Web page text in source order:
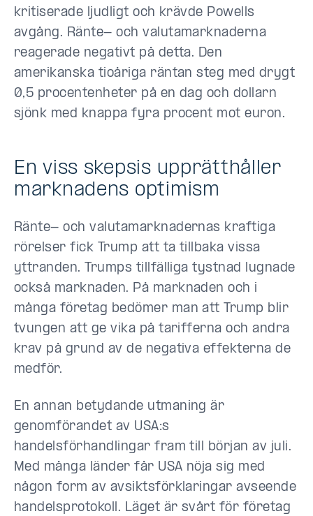
kritiserade ljudligt och krävde Powells
avgång. Ränte- och valutamarknaderna
reagerade negativt på detta. Den
amerikanska tioåriga räntan steg med drygt
0,5 procentenheter på en dag och dollarn
sjönk med knappa fyra procent mot euron.
En viss skepsis upprätthåller
marknadens optimism
Ränte- och valutamarknadernas kraftiga
rörelser fick Trump att ta tillbaka vissa
yttranden. Trumps tillfälliga tystnad lugnade
också marknaden. På marknaden och i
många företag bedömer man att Trump blir
tvungen att ge vika på tarifferna och andra
krav på grund av de negativa effekterna de
medför.
En annan betydande utmaning är
genomförandet av USA:s
handelsförhandlingar fram till början av juli.
Med många länder får USA nöja sig med
någon form av avsiktsförklaringar avseende
handelsprotokoll. Läget är svårt för företag